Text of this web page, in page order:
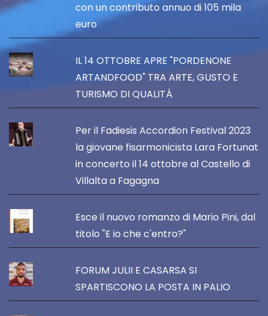
con un contributo annuo di 105 mila
euro
IL 14 OTTOBRE APRE "PORDENONE
ARTANDFOOD" TRA ARTE, GUSTO E
TURISMO DI QUALITÀ
Per il Fadiesis Accordion Festival 2023
la giovane fisarmonicista Lara Fortunat
in concerto il 14 ottobre al Castello di
Villalta a Fagagna
Esce il nuovo romanzo di Mario Pini, dal
titolo "E io che c'entro?"
FORUM JULII E CASARSA SI
SPARTISCONO LA POSTA IN PALIO